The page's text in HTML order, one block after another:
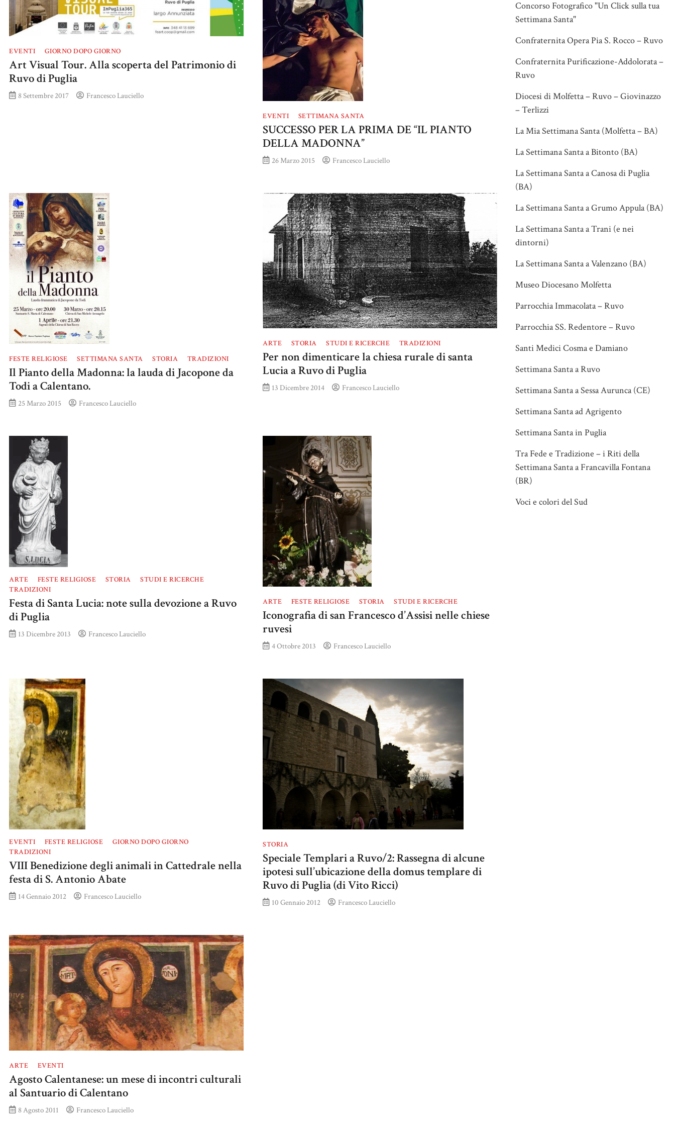
EVENTI GIORNO DOPO GIORNO
Art Visual Tour. Alla scoperta del Patrimonio di
Ruvo di Puglia
8 Settembre 2017 Francesco Lauciello
EVENTI SETTIMANA SANTA
SUCCESSO PER LA PRIMA DE “IL PIANTO
DELLA MADONNA”
26 Marzo 2015 Francesco Lauciello
FESTE RELIGIOSE SETTIMANA SANTA STORIA TRADIZIONI
Il Pianto della Madonna: la lauda di Jacopone da
Todi a Calentano.
25 Marzo 2015 Francesco Lauciello
ARTE STORIA STUDI E RICERCHE TRADIZIONI
Per non dimenticare la chiesa rurale di santa
Lucia a Ruvo di Puglia
13 Dicembre 2014 Francesco Lauciello
ARTE FESTE RELIGIOSE STORIA
STUDI E RICERCHE
TRADIZIONI
Festa di Santa Lucia: note sulla devozione a Ruvo
di Puglia
13 Dicembre 2013 Francesco Lauciello
ARTE FESTE RELIGIOSE STORIA STUDI E RICERCHE
Iconografia di san Francesco d’Assisi nelle chiese
ruvesi
4 Ottobre 2013 Francesco Lauciello
EVENTI FESTE RELIGIOSE
GIORNO DOPO GIORNO
TRADIZIONI
VIII Benedizione degli animali in Cattedrale nella
festa di S. Antonio Abate
14 Gennaio 2012 Francesco Lauciello
STORIA
Speciale Templari a Ruvo/2: Rassegna di alcune
ipotesi sull’ubicazione della domus templare di
Ruvo di Puglia (di Vito Ricci)
10 Gennaio 2012 Francesco Lauciello
ARTE EVENTI
Agosto Calentanese: un mese di incontri culturali
al Santuario di Calentano
8 Agosto 2011 Francesco Lauciello
Concorso Fotografico "Un Click sulla tua
Settimana Santa"
Confraternita Opera Pia S. Rocco – Ruvo
Confraternita Purificazione-Addolorata –
Ruvo
Diocesi di Molfetta – Ruvo – Giovinazzo
– Terlizzi
La Mia Settimana Santa (Molfetta – BA)
La Settimana Santa a Bitonto (BA)
La Settimana Santa a Canosa di Puglia
(BA)
La Settimana Santa a Grumo Appula (BA)
La Settimana Santa a Trani (e nei
dintorni)
La Settimana Santa a Valenzano (BA)
Museo Diocesano Molfetta
Parrocchia Immacolata – Ruvo
Parrocchia SS. Redentore – Ruvo
Santi Medici Cosma e Damiano
Settimana Santa a Ruvo
Settimana Santa a Sessa Aurunca (CE)
Settimana Santa ad Agrigento
Settimana Santa in Puglia
Tra Fede e Tradizione – i Riti della
Settimana Santa a Francavilla Fontana
(BR)
Voci e colori del Sud